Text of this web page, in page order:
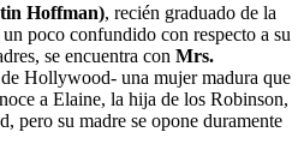
Hoffman), recién graduado de la
poco confundido con respecto a su
se encuentra con Mrs.
Hollywood- una mujer madura que
a Elaine, la hija de los Robinson,
pero su madre se opone duramente